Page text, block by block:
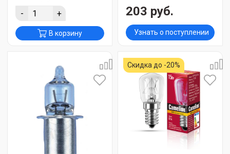
- +
В корзину
203 руб.
Узнать о поступлении
Скидка до -20%